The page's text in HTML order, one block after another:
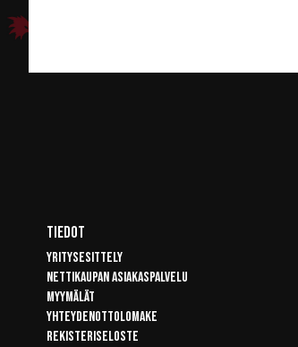
Tiedot
Yritysesittely
Nettikaupan asiakaspalvelu
Myymälät
Yhteydenottolomake
Rekisteriseloste